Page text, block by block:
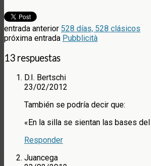
entrada anterior 528 días, 528 clásicos
próxima entrada Pubblicità
13 respuestas
D.I. Bertschi
23/02/2012
También se podría decir que:
«En la silla se sientan las bases
Responder
Juancega